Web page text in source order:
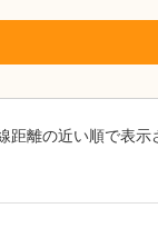
距離の近い順で表示
千葉県千葉市美浜区
スイカキッズクリニ
ですか?